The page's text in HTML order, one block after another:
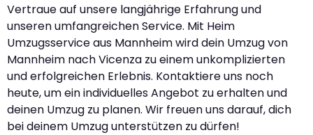
Vertraue auf unsere langjährige Erfahrung und
unseren umfangreichen Service. Mit Heim
Umzugsservice aus Mannheim wird dein Umzug von
Mannheim nach Vicenza zu einem unkomplizierten
und erfolgreichen Erlebnis. Kontaktiere uns noch
heute, um ein individuelles Angebot zu erhalten und
deinen Umzug zu planen. Wir freuen uns darauf, dich
bei deinem Umzug unterstützen zu dürfen!